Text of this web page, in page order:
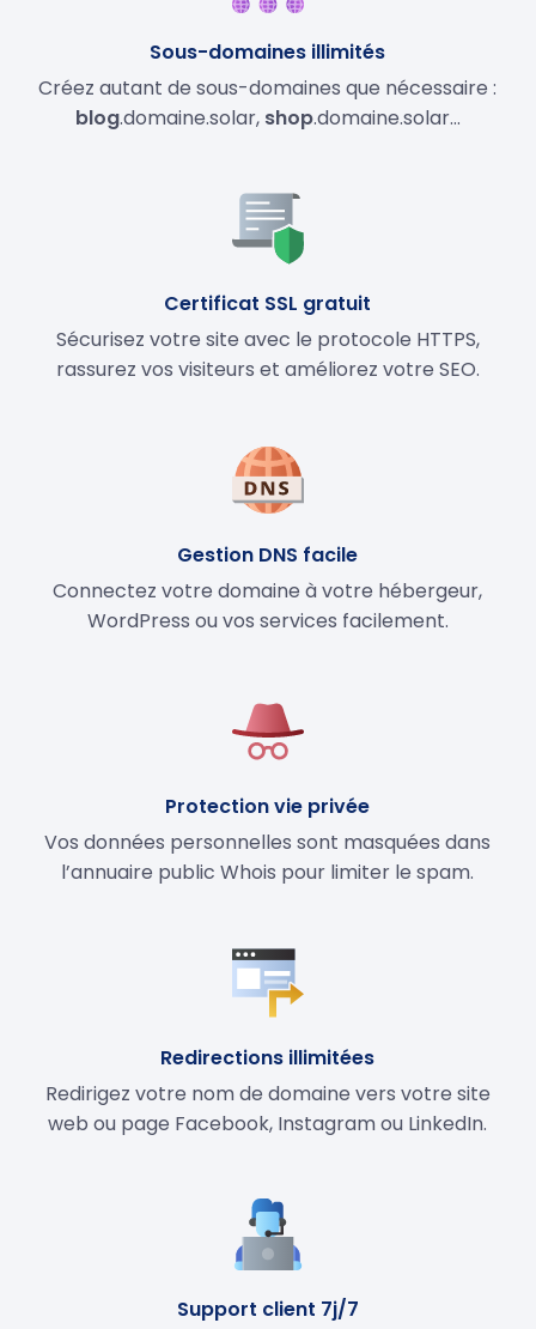
Sous-domaines illimités
Créez autant de sous-domaines que nécessaire :
blog.domaine.solar, shop.domaine.solar…
Certificat SSL gratuit
Sécurisez votre site avec le protocole HTTPS,
rassurez vos visiteurs et améliorez votre SEO.
Gestion DNS facile
Connectez votre domaine à votre hébergeur,
WordPress ou vos services facilement.
Protection vie privée
Vos données personnelles sont masquées dans
l’annuaire public Whois pour limiter le spam.
Redirections illimitées
Redirigez votre nom de domaine vers votre site
web ou page Facebook, Instagram ou LinkedIn.
Support client 7j/7